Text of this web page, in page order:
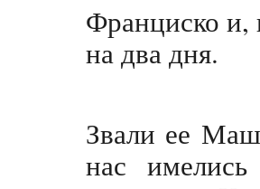
Франциско и,
на два дня.
Звали ее
нас